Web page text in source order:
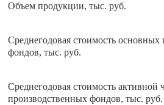
Объем продукции, тыс. руб.
Среднегодовая стоимость основных
фондов, тыс. руб.
Среднегодовая стоимость активной
производственных фондов, тыс. руб.